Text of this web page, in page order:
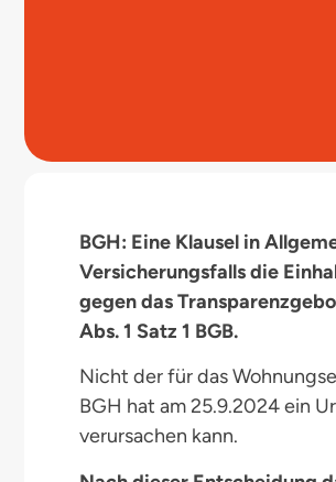
BGH: Eine Klausel in
Versicherungsfalls die
gegen das
Abs. 1 Satz 1 BGB.
Nicht der für das
BGH hat am 25.9.2024 ein
verursachen kann.